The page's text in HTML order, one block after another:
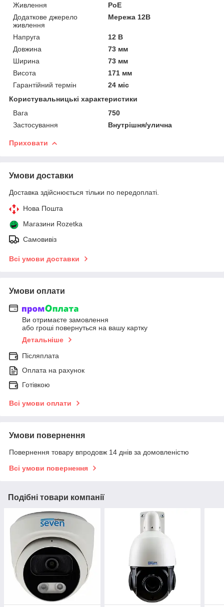
Живлення
PoE
Додаткове джерело
живлення
Мережа 12В
Напруга
12 В
Довжина
73 мм
Ширина
73 мм
Висота
171 мм
Гарантійний термін
24 міс
Користувальницькі характеристики
Вага
750
Застосування
Внутрішня/улична
Приховати
Умови доставки
Доставка здійснюється тільки по передоплаті.
Нова Пошта
Магазини Rozetka
Самовивіз
Всі умови доставки
Умови оплати
Ви отримаєте замовлення
або гроші повернуться на вашу картку
Детальніше
Післяплата
Оплата на рахунок
Готівкою
Всі умови оплати
Умови повернення
Повернення товару впродовж 14 днів за домовленістю
Всі умови повернення
Подібні товари компанії